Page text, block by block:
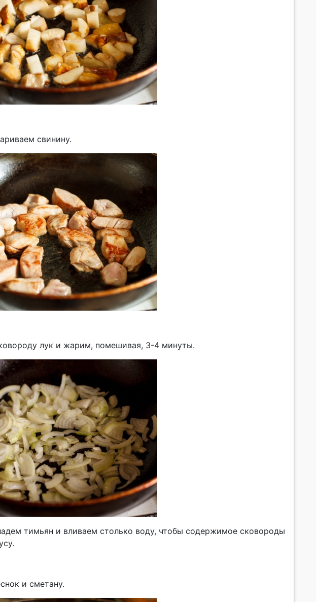
свинину.
лук и жарим, помешивая, 3-4 минуты.
тимьян и вливаем столько воду, чтобы содержимое сковороды
и сметану.